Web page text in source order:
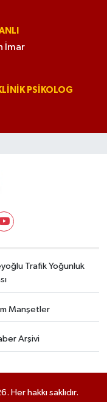
İmar
PSIKOLOG
Trafik Yoğunluk
Manşetler
Arşivi
hakkı saklıdır.